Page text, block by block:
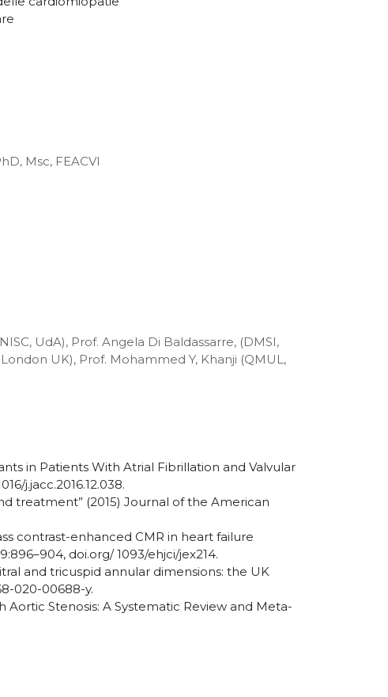
Msc, FEACVI
UdA), Prof. Angela Di Baldassarre, (DMSI,
UK), Prof. Mohammed Y, Khanji (QMUL,
in Patients With Atrial Fibrillation and Valvular
j.jacc.2016.12.038.
treatment” (2015) Journal of the American
contrast-enhanced CMR in heart failure
doi.org/ 1093/ehjci/jex214.
and tricuspid annular dimensions: the UK
020-00688-y.
Aortic Stenosis: A Systematic Review and Meta-